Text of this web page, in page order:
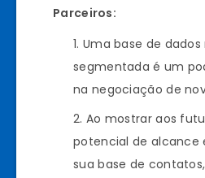
Parceiros:
Uma base de
segmentada é um
na negociação de
Ao mostrar aos
potencial de alcance
sua base de